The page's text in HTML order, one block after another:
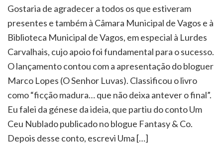
Gostaria de agradecer a todos os que estiveram
presentes e também à Câmara Municipal de Vagos e à
Biblioteca Municipal de Vagos, em especial à Lurdes
Carvalhais, cujo apoio foi fundamental para o sucesso.
O lançamento contou com a apresentação do bloguer
Marco Lopes (O Senhor Luvas). Classificou o livro
como “ficção madura… que não deixa antever o final”.
Eu falei da génese da ideia, que partiu do conto Um
Ceu Nublado publicado no blogue Fantasy & Co.
Depois desse conto, escrevi Uma […]